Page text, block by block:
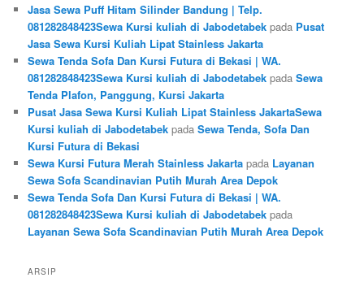
Jasa Sewa Puff Hitam Silinder Bandung | Telp.
081282848423Sewa Kursi kuliah di Jabodetabek pada Pusat
Jasa Sewa Kursi Kuliah Lipat Stainless Jakarta
Sewa Tenda Sofa Dan Kursi Futura di Bekasi | WA.
081282848423Sewa Kursi kuliah di Jabodetabek padaSewa
Tenda Plafon, Panggung, Kursi Jakarta
Pusat Jasa Sewa Kursi Kuliah Lipat Stainless JakartaSewa
Kursi kuliah di Jabodetabek padaSewa Tenda, Sofa Dan
Kursi Futura di Bekasi
Sewa Kursi Futura Merah Stainless Jakarta pada Layanan
Sewa Sofa Scandinavian Putih Murah Area Depok
Sewa Tenda Sofa Dan Kursi Futura di Bekasi | WA.
081282848423Sewa Kursi kuliah di Jabodetabek pada
Layanan Sewa Sofa Scandinavian Putih Murah Area Depok
ARSIP